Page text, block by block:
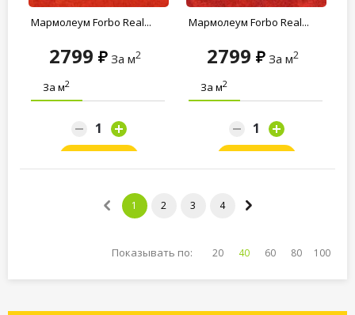
Мармолеум Forbo Real...
2799 За м2
За м2
Заказать
Мармолеум Forbo Real...
2799 За м2
За м2
Заказать
1 2 3 4
Показывать по: 20 40 60 80 100